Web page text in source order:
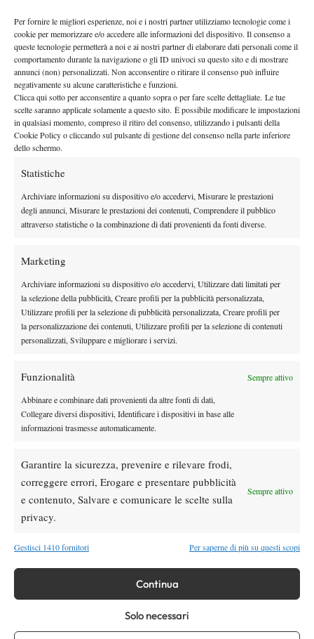
Per fornire le migliori esperienze, noi e i nostri partner utilizziamo tecnologie come i
cookie per memorizzare e/o accedere alle informazioni del dispositivo. Il consenso a
queste tecnologie permetterà a noi e ai nostri partner di elaborare dati personali come il
comportamento durante la navigazione o gli ID univoci su questo sito e di mostrare
annunci (non) personalizzati. Non acconsentire o ritirare il consenso può influire
negativamente su alcune caratteristiche e funzioni.
Clicca qui sotto per acconsentire a quanto sopra o per fare scelte dettagliate. Le tue
scelte saranno applicate solamente a questo sito. È possibile modificare le impostazioni
in qualsiasi momento, compreso il ritiro del consenso, utilizzando i pulsanti della
Cookie Policy o cliccando sul pulsante di gestione del consenso nella parte inferiore
dello schermo.
Statistiche
Archiviare informazioni su dispositivo e/o accedervi, Misurare le prestazioni
degli annunci, Misurare le prestazioni dei contenuti, Comprendere il pubblico
attraverso statistiche o la combinazione di dati provenienti da fonti diverse.
Marketing
Archiviare informazioni su dispositivo e/o accedervi, Utilizzare dati limitati per
la selezione della pubblicità, Creare profili per la pubblicità personalizzata,
Utilizzare profili per la selezione di pubblicità personalizzata, Creare profili per
la personalizzazione dei contenuti, Utilizzare profili per la selezione di contenuti
personalizzati, Sviluppare e migliorare i servizi.
Funzionalità Sempre attivo
Abbinare e combinare dati provenienti da altre fonti di dati,
Collegare diversi dispositivi, Identificare i dispositivi in base alle
informazioni trasmesse automaticamente.
Garantire la sicurezza, prevenire e rilevare frodi,
correggere errori, Erogare e presentare pubblicità
e contenuto, Salvare e comunicare le scelte sulla
privacy.
Sempre attivo
Gestisci 1410 fornitori Per saperne di più su questi scopi
Continua
Solo necessari
una naturale conseguenza.
Ripartito a handicap nel secondo parziale, con l’immediato break
da parte di Zverev,Blockx è rientrato in partita troppo tardi,
quando ormai, con uno Zverev in giornata, aveva poco tempo
per provare ad organizzare una rimonta.
Ottima prova, dunque, per il tedesco, cheagli ottavi di finale
affronterà il vincente della sfida tra Tommy Paul e Luciano
Darderi, nel tentativo di confermare ancora una volta il suo
ottimo feeling con i campi del Foro Italico.
DI TENDENZA
Masters 1000 Cincinnati 2026: forfait di
Tennis in TV
dove vedere il sorteggio del tabellone
News
Masters 1000 Montreal 2026, Musetti: “Mi
sempre le stesse sensazioni”